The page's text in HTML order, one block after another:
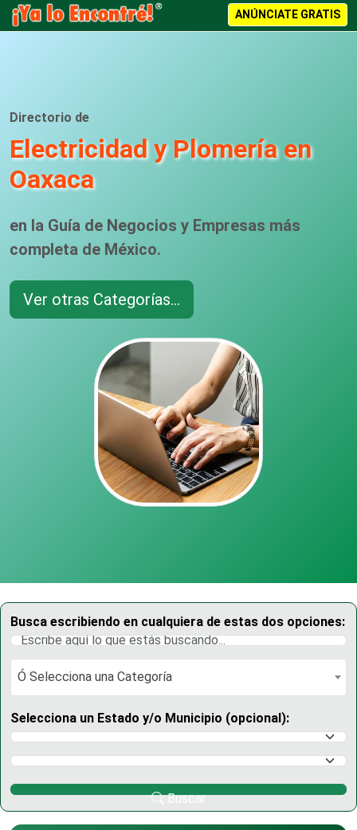
ANÚNCIATE GRATIS
Directorio de
Electricidad y Plomería en
Oaxaca
en la Guía de Negocios y Empresas más
completa de México.
Ver otras Categorías...
Busca escribiendo en cualquiera de estas dos opciones:
Ó Selecciona una Categoría
Ó Selecciona una Categoría
Selecciona un Estado y/o Municipio (opcional):
Selecciona un Estado
Selecciona un Municipio
Buscar